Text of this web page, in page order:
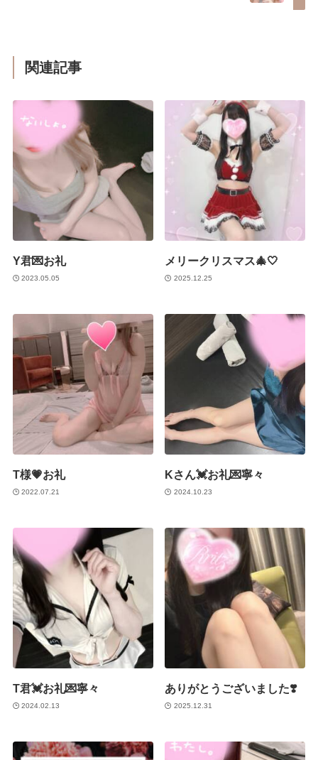
関連記事
Y君💌お礼
2023.05.05
メリークリスマス🎄🤍
2025.12.25
T様💗お礼
2022.07.21
Kさん💓お礼💌寧々
2024.10.23
T君💓お礼💌寧々
2024.02.13
ありがとうございました❣️
2025.12.31